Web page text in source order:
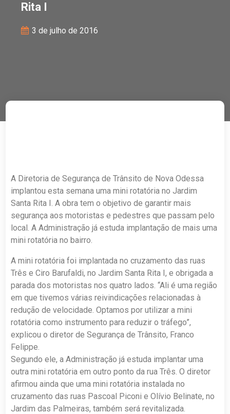
Rita I
3 de julho de 2016
A Diretoria de Segurança de Trânsito de Nova Odessa
implantou esta semana uma mini rotatória no Jardim
Santa Rita I. A obra tem o objetivo de garantir mais
segurança aos motoristas e pedestres que passam pelo
local. A Administração já estuda implantação de mais uma
mini rotatória no bairro.
A mini rotatória foi implantada no cruzamento das ruas
Três e Ciro Barufaldi, no Jardim Santa Rita I, e obrigada a
parada dos motoristas nos quatro lados. “Ali é uma região
em que tivemos várias reivindicações relacionadas à
redução de velocidade. Optamos por utilizar a mini
rotatória como instrumento para reduzir o tráfego”,
explicou o diretor de Segurança de Trânsito, Franco
Felippe.
Segundo ele, a Administração já estuda implantar uma
outra mini rotatória em outro ponto da rua Três. O diretor
afirmou ainda que uma mini rotatória instalada no
cruzamento das ruas Pascoal Piconi e Olívio Belinate, no
Jardim das Palmeiras, também será revitalizada.